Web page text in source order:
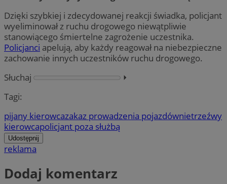
Dzięki szybkiej i zdecydowanej reakcji świadka, policjant
wyeliminował z ruchu drogowego niewątpliwie
stanowiącego śmiertelne zagrożenie uczestnika.
Policjanci apelują, aby każdy reagował na niebezpieczne
zachowanie innych uczestników ruchu drogowego.
Słuchaj
⏵︎
Tagi:
pijany kierowcazakaz prowadzenia pojazdównietrzeźwy
kierowcapolicjant poza służbą
Udostępnij
reklama
Dodaj komentarz